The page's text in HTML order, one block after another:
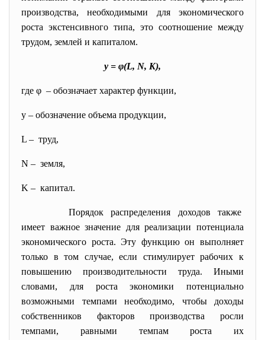
производства, необходимыми для экономического
роста экстенсивного типа, это соотношение между
трудом, землей и капиталом.
y = φ(L, N, K),
где φ – обозначает характер функции,
y – обозначение объема продукции,
L – труд,
N – земля,
K – капитал.
Порядок распределения доходов также
имеет важное значение для реализации потенциала
экономического роста. Эту функцию он выполняет
только в том случае, если стимулирует рабочих к
повышению производительности труда. Иными
словами, для роста экономики потенциально
возможными темпами необходимо, чтобы доходы
собственников факторов производства росли
темпами, равными темпам роста их